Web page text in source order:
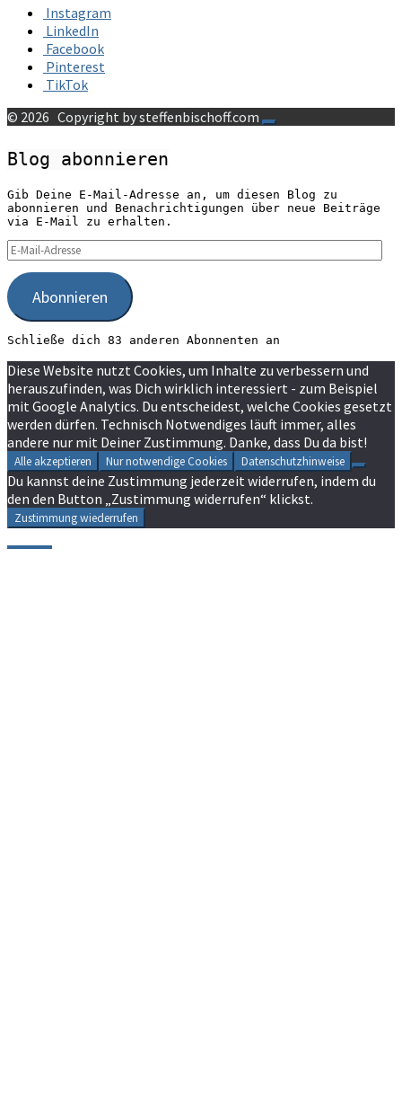
Instagram
LinkedIn
Facebook
Pinterest
TikTok
© 2026 Copyright by steffenbischoff.com
Blog abonnieren
Gib Deine E-Mail-Adresse an, um diesen Blog zu
abonnieren und Benachrichtigungen über neue Beiträge
via E-Mail zu erhalten.
E-
Mail-
Adresse
Abonnieren
Schließe dich 83 anderen Abonnenten an
Diese Website nutzt Cookies, um Inhalte zu verbessern und
herauszufinden, was Dich wirklich interessiert - zum Beispiel
mit Google Analytics. Du entscheidest, welche Cookies gesetzt
werden dürfen. Technisch Notwendiges läuft immer, alles
andere nur mit Deiner Zustimmung. Danke, dass Du da bist!
Alle akzeptieren Nur notwendige Cookies Datenschutzhinweise
Du kannst deine Zustimmung jederzeit widerrufen, indem du
den den Button „Zustimmung widerrufen“ klickst.
Zustimmung wiederrufen